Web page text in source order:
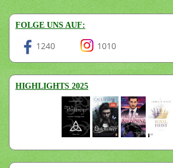
FOLGE UNS AUF:
1240 1010
HIGHLIGHTS 2025